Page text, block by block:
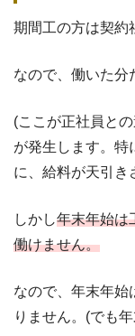
期間工の方は契約
なので、働いた分
(ここが正社員と
が発生します。特
に、給料が天引き
しかし年末年始は
働けません。
なので、年末年始
りません。(でも